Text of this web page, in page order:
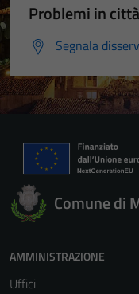
Problemi in città
Segnala
Comune di
AMMINISTRAZIONE
Uffici